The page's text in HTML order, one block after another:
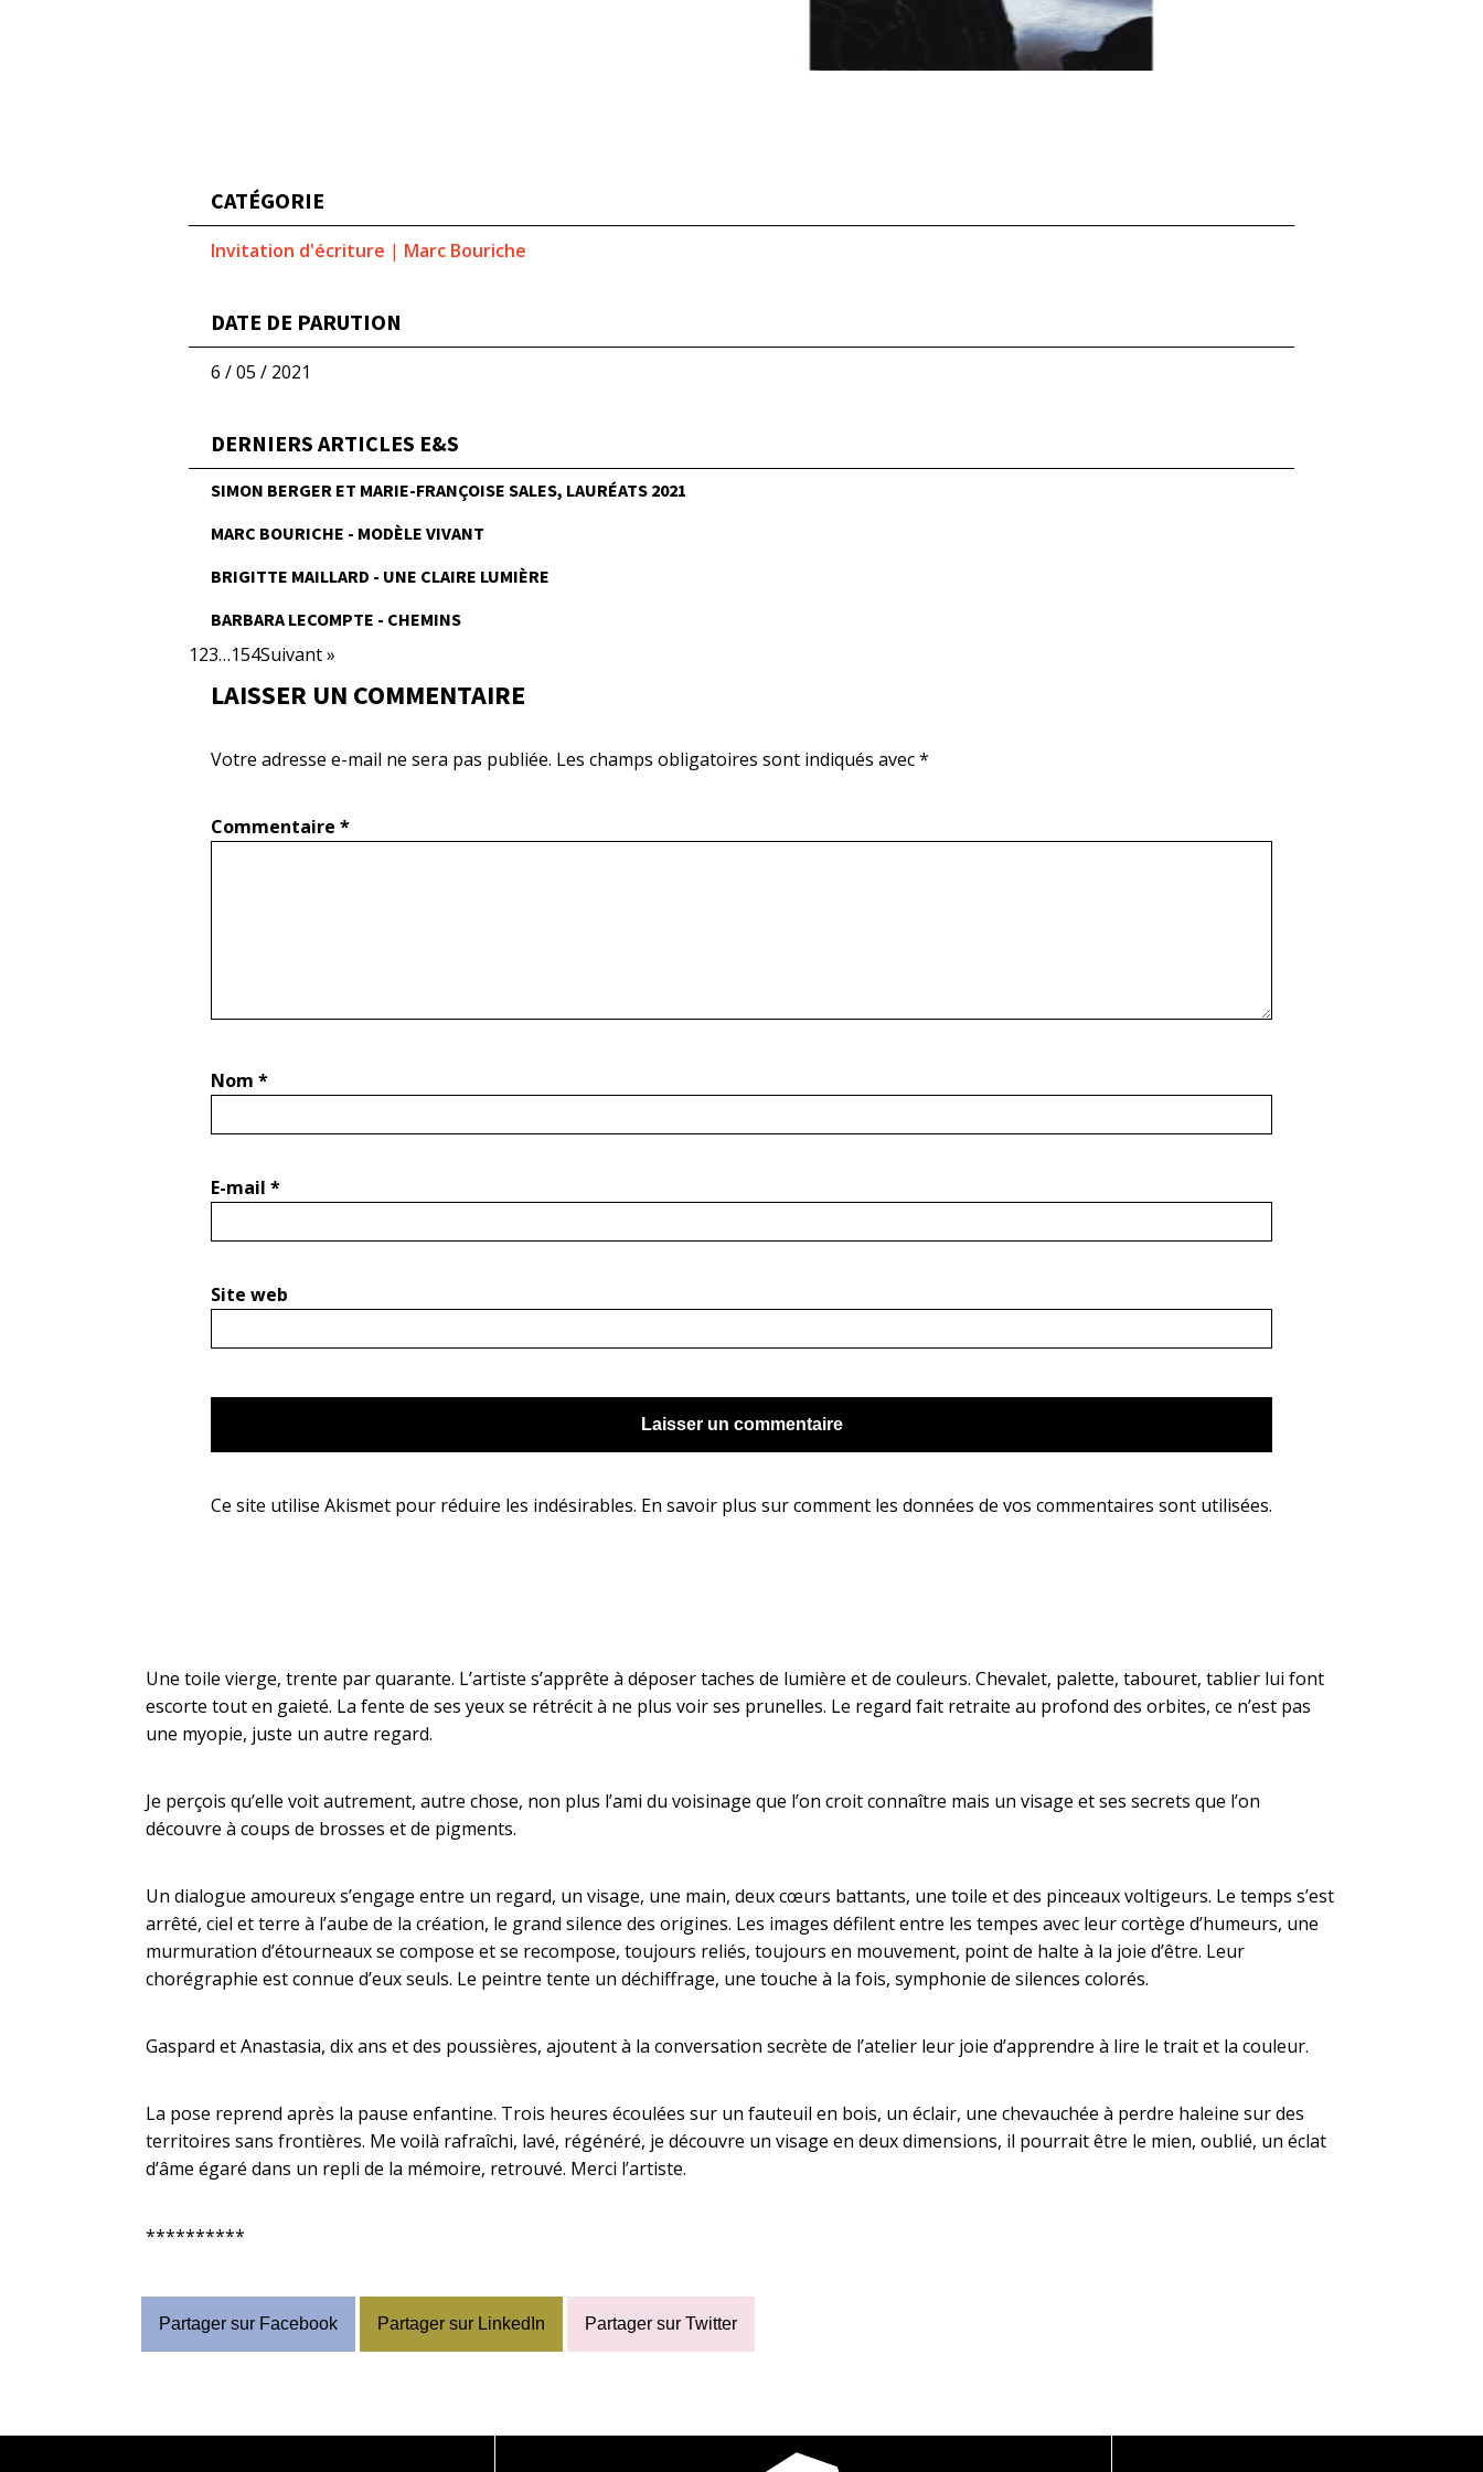
CATÉGORIE
Invitation d'écriture | Marc Bouriche
DATE DE PARUTION
6 / 05 / 2021
DERNIERS ARTICLES E&S
SIMON BERGER ET MARIE-FRANÇOISE SALES, LAURÉATS 2021
MARC BOURICHE - MODÈLE VIVANT
BRIGITTE MAILLARD - UNE CLAIRE LUMIÈRE
BARBARA LECOMPTE - CHEMINS
123…154Suivant »
LAISSER UN COMMENTAIRE
Votre adresse e-mail ne sera pas publiée. Les champs obligatoires sont indiqués avec*
Commentaire *
Nom *
E-mail *
Site web
Ce site utilise Akismet pour réduire les indésirables. En savoir plus sur comment les données de vos commentaires sont utilisées.
Une toile vierge, trente par quarante. L’artiste s’apprête à déposer taches de lumière et de couleurs. Chevalet, palette, tabouret, tablier lui font
escorte tout en gaieté. La fente de ses yeux se rétrécit à ne plus voir ses prunelles. Le regard fait retraite au profond des orbites, ce n’est pas
une myopie, juste un autre regard.
Je perçois qu’elle voit autrement, autre chose, non plus l’ami du voisinage que l’on croit connaître mais un visage et ses secrets que l’on
découvre à coups de brosses et de pigments.
Un dialogue amoureux s’engage entre un regard, un visage, une main, deux cœurs battants, une toile et des pinceaux voltigeurs. Le temps s’est
arrêté, ciel et terre à l’aube de la création, le grand silence des origines. Les images défilent entre les tempes avec leur cortège d’humeurs, une
murmuration d’étourneaux se compose et se recompose, toujours reliés, toujours en mouvement, point de halte à la joie d’être. Leur
chorégraphie est connue d’eux seuls. Le peintre tente un déchiffrage, une touche à la fois, symphonie de silences colorés.
Gaspard et Anastasia, dix ans et des poussières, ajoutent à la conversation secrète de l’atelier leur joie d’apprendre à lire le trait et la couleur.
La pose reprend après la pause enfantine. Trois heures écoulées sur un fauteuil en bois, un éclair, une chevauchée à perdre haleine sur des
territoires sans frontières. Me voilà rafraîchi, lavé, régénéré, je découvre un visage en deux dimensions, il pourrait être le mien, oublié, un éclat
d’âme égaré dans un repli de la mémoire, retrouvé. Merci l’artiste.
**********
Partager sur Facebook Partager sur LinkedIn Partager sur Twitter